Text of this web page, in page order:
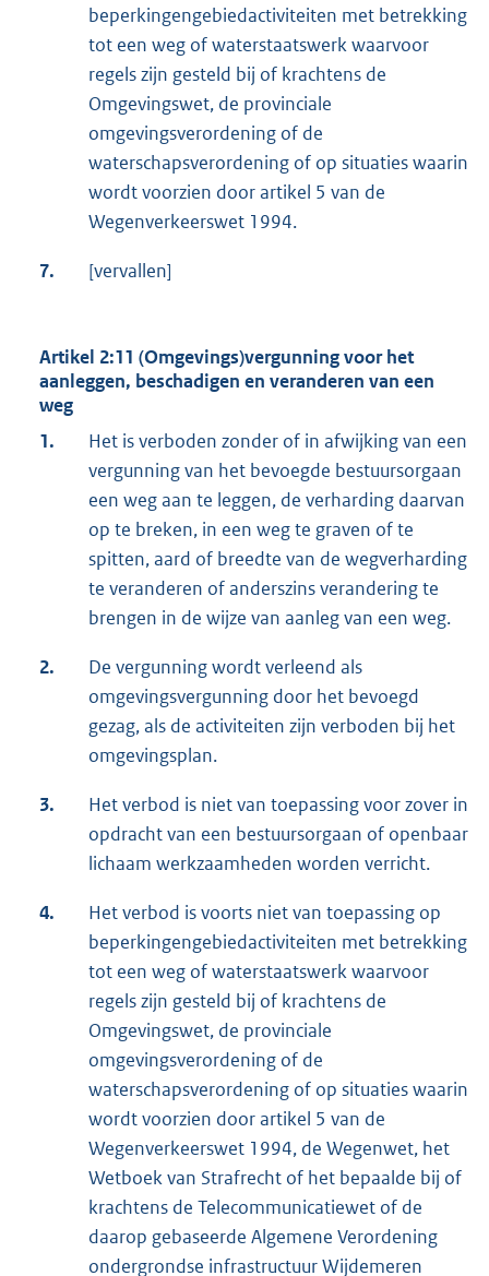
beperkingengebiedactiviteiten met betrekking
tot een weg of waterstaatswerk waarvoor
regels zijn gesteld bij of krachtens de
Omgevingswet, de provinciale
omgevingsverordening of de
waterschapsverordening of op situaties waarin
wordt voorzien door artikel 5 van de
Wegenverkeerswet 1994.
7. [vervallen]
Artikel 2:11 (Omgevings)vergunning voor het
aanleggen, beschadigen en veranderen van een
weg
1.
Het is verboden zonder of in afwijking van een
vergunning van het bevoegde bestuursorgaan
een weg aan te leggen, de verharding daarvan
op te breken, in een weg te graven of te
spitten, aard of breedte van de wegverharding
te veranderen of anderszins verandering te
brengen in de wijze van aanleg van een weg.
2.
De vergunning wordt verleend als
omgevingsvergunning door het bevoegd
gezag, als de activiteiten zijn verboden bij het
omgevingsplan.
3.
Het verbod is niet van toepassing voor zover in
opdracht van een bestuursorgaan of openbaar
lichaam werkzaamheden worden verricht.
4.
Het verbod is voorts niet van toepassing op
beperkingengebiedactiviteiten met betrekking
tot een weg of waterstaatswerk waarvoor
regels zijn gesteld bij of krachtens de
Omgevingswet, de provinciale
omgevingsverordening of de
waterschapsverordening of op situaties waarin
wordt voorzien door artikel 5 van de
Wegenverkeerswet 1994, de Wegenwet, het
Wetboek van Strafrecht of het bepaalde bij of
krachtens de Telecommunicatiewet of de
daarop gebaseerde Algemene Verordening
ondergrondse infrastructuur Wijdemeren